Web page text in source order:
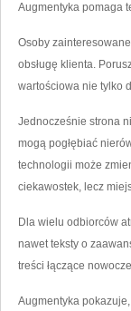
Augmentyka pomaga
Osoby
obsługę klienta.
wartościowa nie tylko
Jednocześnie strona
mogą pogłębiać
technologii może
ciekawostek, lecz
Dla wielu odbiorców
nawet teksty o
treści łączące
Augmentyka